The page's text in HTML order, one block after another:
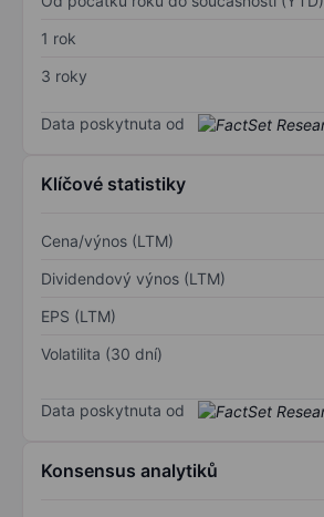
1 rok
3 roky
Data poskytnuta od
Klíčové statistiky
Cena/výnos (LTM)
Dividendový výnos (LTM)
EPS (LTM)
Volatilita (30 dní)
Data poskytnuta od
Konsensus analytiků